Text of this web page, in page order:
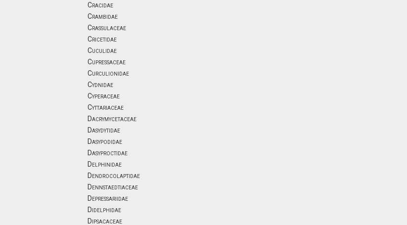
Cracidae
Crambidae
Crassulaceae
Cricetidae
Cuculidae
Cupressaceae
Curculionidae
Cydnidae
Cyperaceae
Cyttariaceae
Dacrymycetaceae
Dasydytidae
Dasypodidae
Dasyproctidae
Delphinidae
Dendrocolaptidae
Dennstaedtiaceae
Depressariidae
Didelphidae
Dipsacaceae